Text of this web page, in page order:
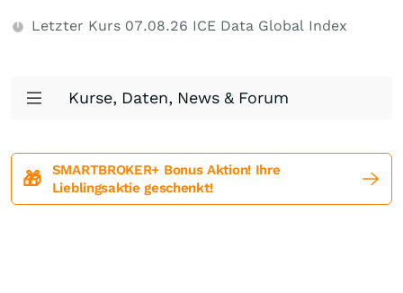
Letzter Kurs 07.08.26 ICE Data Global Index
Kurse, Daten, News & Forum
🎁
SMARTBROKER+ Bonus Aktion! Ihre
Lieblingsaktie geschenkt!